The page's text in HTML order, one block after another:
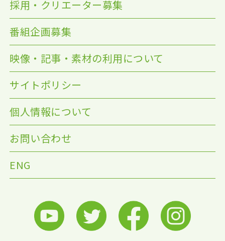
採用・クリエーター募集
番組企画募集
映像・記事・素材の利用について
サイトポリシー
個人情報について
お問い合わせ
ENG